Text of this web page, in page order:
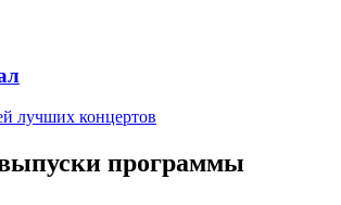
лучших концертов
программы